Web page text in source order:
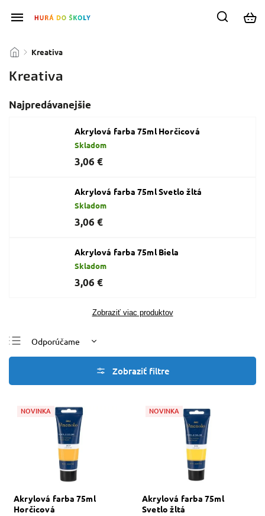
/ Kreativa
Kreativa
Najpredávanejšie
Akrylová farba 75ml Horčicová
Skladom
3,06 €
Akrylová farba 75ml Svetlo žltá
Skladom
3,06 €
Akrylová farba 75ml Biela
Skladom
3,06 €
Zobraziť viac produktov
Odporúčame
Najlacnejšie
Abecedne
NOVINKA
Akrylová farba 75ml
Horčicová
NOVINKA
Akrylová farba 75ml
Svetlo žltá